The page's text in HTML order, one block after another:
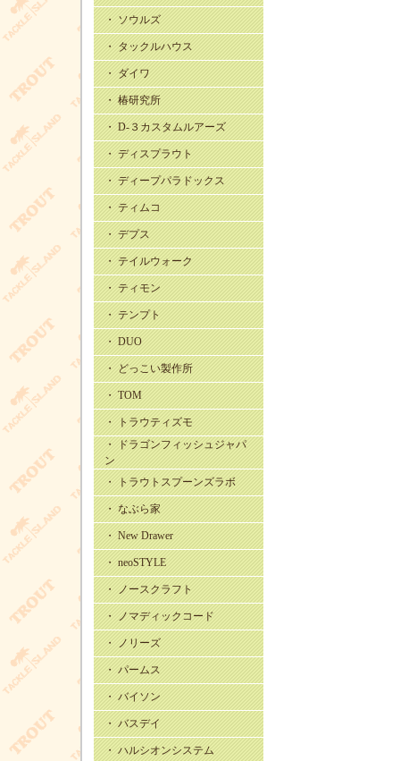
・ ソウルズ
・ タックルハウス
・ ダイワ
・ 椿研究所
・ D-３カスタムルアーズ
・ ディスプラウト
・ ディープパラドックス
・ ティムコ
・ デプス
・ テイルウォーク
・ ティモン
・ テンプト
・ DUO
・ どっこい製作所
・ TOM
・ トラウティズモ
・ ドラゴンフィッシュジャパ
ン
・ トラウトスプーンズラボ
・ なぶら家
・ New Drawer
・ neoSTYLE
・ ノースクラフト
・ ノマディックコード
・ ノリーズ
・ パームス
・ バイソン
・ バスデイ
・ ハルシオンシステム